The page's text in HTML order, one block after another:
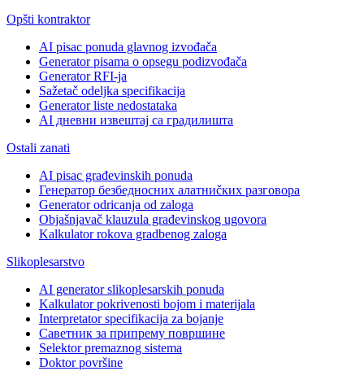
Opšti kontraktor
AI pisac ponuda glavnog izvođača
Generator pisama o opsegu podizvođača
Generator RFI-ja
Sažetač odeljka specifikacija
Generator liste nedostataka
AI дневни извештај са градилишта
Ostali zanati
AI pisac građevinskih ponuda
Генератор безбедносних алатниčких разговора
Generator odricanja od zaloga
Objašnjavač klauzula građevinskog ugovora
Kalkulator rokova gradbenog zaloga
Slikoplesarstvo
AI generator slikoplesarskih ponuda
Kalkulator pokrivenosti bojom i materijala
Interpretator specifikacija za bojanje
Саветник за припрему површине
Selektor premaznog sistema
Doktor površine